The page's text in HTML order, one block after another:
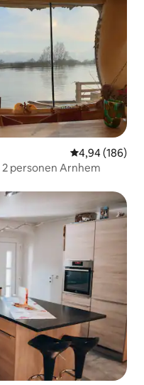
Gemiddelde
4,94 (186)
personen Arnhem